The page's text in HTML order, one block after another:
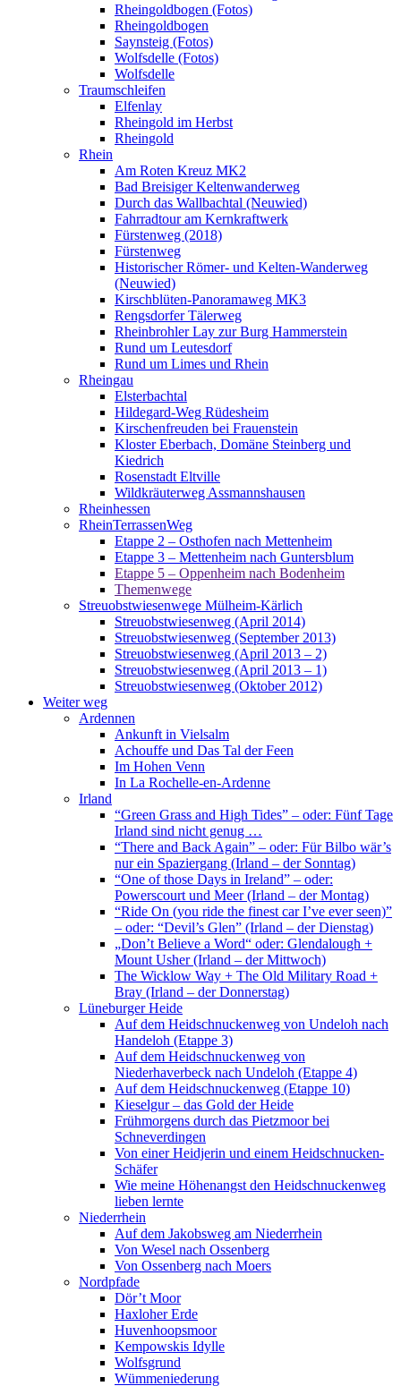
Rheingoldbogen (Fotos)
Rheingoldbogen
Saynsteig (Fotos)
Wolfsdelle (Fotos)
Wolfsdelle
Traumschleifen
Elfenlay
Rheingold im Herbst
Rheingold
Rhein
Am Roten Kreuz MK2
Bad Breisiger Keltenwanderweg
Durch das Wallbachtal (Neuwied)
Fahrradtour am Kernkraftwerk
Fürstenweg (2018)
Fürstenweg
Historischer Römer- und Kelten-Wanderweg
(Neuwied)
Kirschblüten-Panoramaweg MK3
Rengsdorfer Tälerweg
Rheinbrohler Lay zur Burg Hammerstein
Rund um Leutesdorf
Rund um Limes und Rhein
Rheingau
Elsterbachtal
Hildegard-Weg Rüdesheim
Kirschenfreuden bei Frauenstein
Kloster Eberbach, Domäne Steinberg und
Kiedrich
Rosenstadt Eltville
Wildkräuterweg Assmannshausen
Rheinhessen
RheinTerrassenWeg
Etappe 2 – Osthofen nach Mettenheim
Etappe 3 – Mettenheim nach Guntersblum
Etappe 5 – Oppenheim nach Bodenheim
Themenwege
Streuobstwiesenwege Mülheim-Kärlich
Streuobstwiesenweg (April 2014)
Streuobstwiesenweg (September 2013)
Streuobstwiesenweg (April 2013 – 2)
Streuobstwiesenweg (April 2013 – 1)
Streuobstwiesenweg (Oktober 2012)
Weiter weg
Ardennen
Ankunft in Vielsalm
Achouffe und Das Tal der Feen
Im Hohen Venn
In La Rochelle-en-Ardenne
Irland
“Green Grass and High Tides” – oder: Fünf Tage
Irland sind nicht genug …
“There and Back Again” – oder: Für Bilbo wär’s
nur ein Spaziergang (Irland – der Sonntag)
“One of those Days in Ireland” – oder:
Powerscourt und Meer (Irland – der Montag)
“Ride On (you ride the finest car I’ve ever seen)”
– oder: “Devil’s Glen” (Irland – der Dienstag)
„Don’t Believe a Word“ oder: Glendalough +
Mount Usher (Irland – der Mittwoch)
The Wicklow Way + The Old Military Road +
Bray (Irland – der Donnerstag)
Lüneburger Heide
Auf dem Heidschnuckenweg von Undeloh nach
Handeloh (Etappe 3)
Auf dem Heidschnuckenweg von
Niederhaverbeck nach Undeloh (Etappe 4)
Auf dem Heidschnuckenweg (Etappe 10)
Kieselgur – das Gold der Heide
Frühmorgens durch das Pietzmoor bei
Schneverdingen
Von einer Heidjerin und einem Heidschnucken-
Schäfer
Wie meine Höhenangst den Heidschnuckenweg
lieben lernte
Niederrhein
Auf dem Jakobsweg am Niederrhein
Von Wesel nach Ossenberg
Von Ossenberg nach Moers
Nordpfade
Dör’t Moor
Haxloher Erde
Huvenhoopsmoor
Kempowskis Idylle
Wolfsgrund
Wümmeniederung